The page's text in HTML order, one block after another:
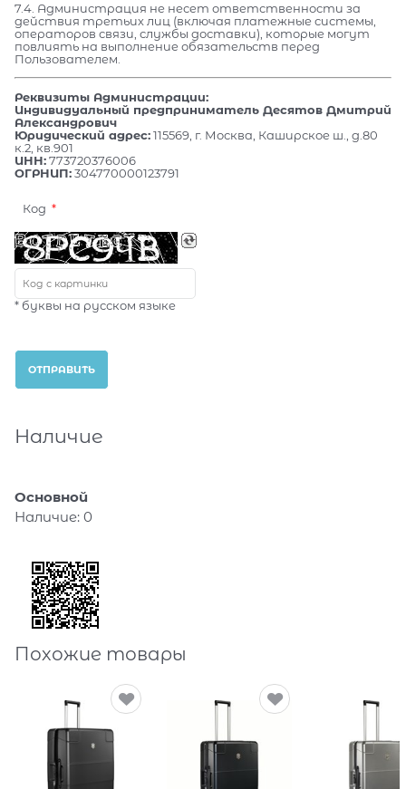
7.4. Администрация не несет ответственности за
действия третьих лиц (включая платежные системы,
операторов связи, службы доставки), которые могут
повлиять на выполнение обязательств перед
Пользователем.
Реквизиты Администрации:
Индивидуальный предприниматель Десятов Дмитрий
Александрович
Юридический адрес:115569, г. Москва, Каширское ш., д.80
к.2, кв.901
ИНН:773720376006
ОГРНИП:304770000123791
Код
* буквы на русском языке
Наличие
Основной
Наличие: 0
Похожие товары